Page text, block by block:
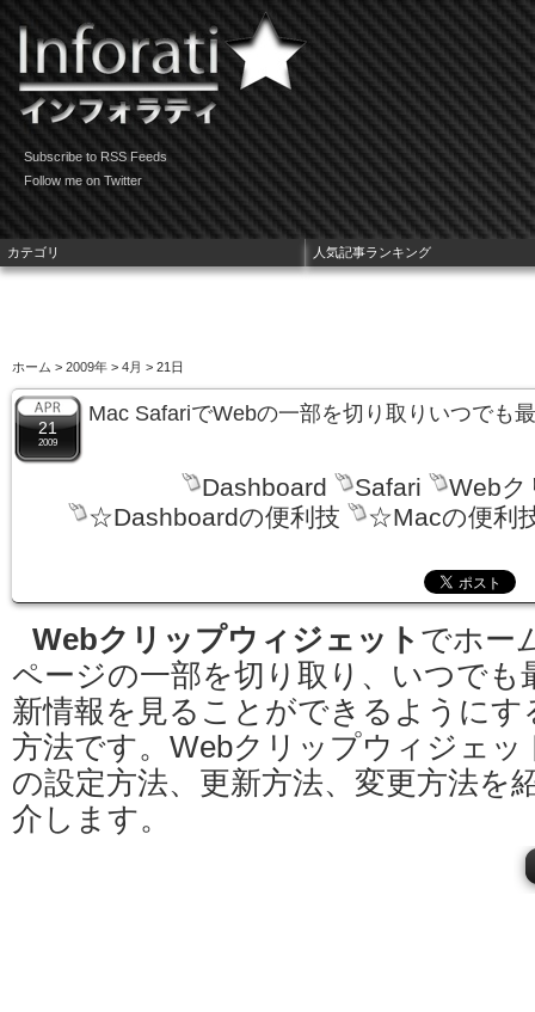
Subscribe to RSS Feeds
Follow me on Twitter
ホーム > 2009年 > 4月 > 21日
21
2009
Mac SafariでWebの一部を切り取りいつでも
Dashboard Safari
Web
☆Dashboardの便利技
☆Macの便利
Webクリップウィジェット でホー
ページの一部を切り取り、いつでも
新情報を見ることができるようにす
方法です。Webクリップウィジェッ
の設定方法、更新方法、変更方法を
介します。
カテゴリ 人気記事ランキング